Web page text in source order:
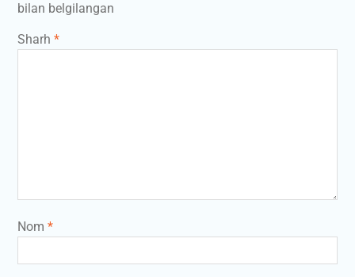
bilan belgilangan
Sharh *
Nom *